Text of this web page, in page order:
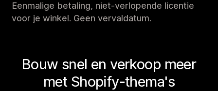
Eenmalige betaling, niet-verlopende licentie
voor je winkel. Geen vervaldatum.
Bouw snel en verkoop meer
met Shopify-thema's